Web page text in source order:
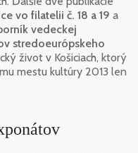
vo filatelii č. 18 a 19 a
vedeckej
stredoeurópskeho
život v Košiciach, ktorý
mestu kultúry 2013 len